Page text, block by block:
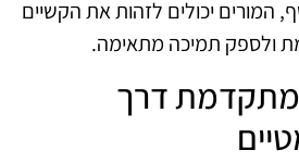
המורים יכולים לזהות את הקשיים
ולספק תמיכה מתאימה.
מתקדמת דרך